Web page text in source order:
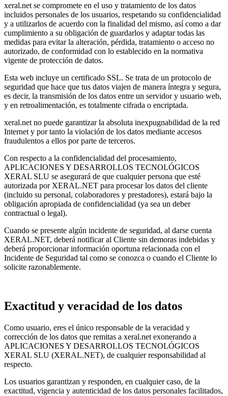
xeral.net se compromete en el uso y tratamiento de los datos
incluidos personales de los usuarios, respetando su confidencialidad
y a utilizarlos de acuerdo con la finalidad del mismo, así como a dar
cumplimiento a su obligación de guardarlos y adaptar todas las
medidas para evitar la alteración, pérdida, tratamiento o acceso no
autorizado, de conformidad con lo establecido en la normativa
vigente de protección de datos.
Esta web incluye un certificado SSL. Se trata de un protocolo de
seguridad que hace que tus datos viajen de manera íntegra y segura,
es decir, la transmisión de los datos entre un servidor y usuario web,
y en retroalimentación, es totalmente cifrada o encriptada.
xeral.net no puede garantizar la absoluta inexpugnabilidad de la red
Internet y por tanto la violación de los datos mediante accesos
fraudulentos a ellos por parte de terceros.
Con respecto a la confidencialidad del procesamiento,
APLICACIONES Y DESARROLLOS TECNOLÓGICOS
XERAL SLU se asegurará de que cualquier persona que esté
autorizada por XERAL.NET para procesar los datos del cliente
(incluido su personal, colaboradores y prestadores), estará bajo la
obligación apropiada de confidencialidad (ya sea un deber
contractual o legal).
Cuando se presente algún incidente de seguridad, al darse cuenta
XERAL.NET, deberá notificar al Cliente sin demoras indebidas y
deberá proporcionar información oportuna relacionada con el
Incidente de Seguridad tal como se conozca o cuando el Cliente lo
solicite razonablemente.
Exactitud y veracidad de los datos
Como usuario, eres el único responsable de la veracidad y
corrección de los datos que remitas a xeral.net exonerando a
APLICACIONES Y DESARROLLOS TECNOLÓGICOS
XERAL SLU (XERAL.NET), de cualquier responsabilidad al
respecto.
Los usuarios garantizan y responden, en cualquier caso, de la
exactitud, vigencia y autenticidad de los datos personales facilitados,